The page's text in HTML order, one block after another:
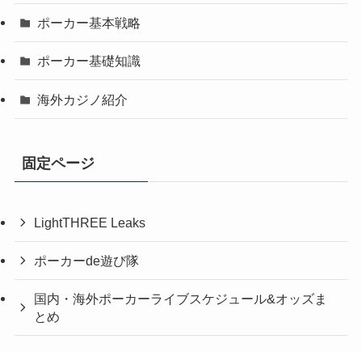
ポーカー基本戦略
ポーカー基礎知識
海外カジノ紹介
固定ページ
LightTHREE Leaks
ポーカーde遊び隊
国内・海外ポーカーライブスケジュール&オッズま
とめ